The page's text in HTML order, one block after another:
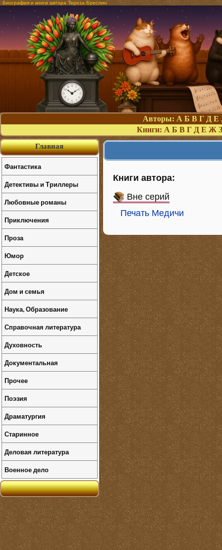
Биография и книги автора Тереза Бреслин
Авторы: А Б В Г Д Е
Книги: А Б В Г Д Е Ж З
Книги автора:
Вне серий
Печать Медичи
Главная
Фантастика
Детективы и Триллеры
Любовные романы
Приключения
Проза
Юмор
Детское
Дом и семья
Наука, Образование
Справочная литература
Духовность
Документальная
Прочее
Поэзия
Драматургия
Старинное
Деловая литература
Военное дело